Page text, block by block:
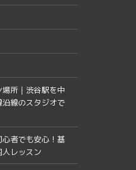
場所｜渋谷駅を中
線のスタジオで
心者でも安心！基
レッスン